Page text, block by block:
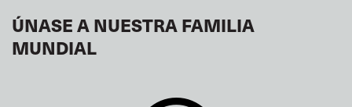
ÚNASE A NUESTRA FAMILIA
MUNDIAL